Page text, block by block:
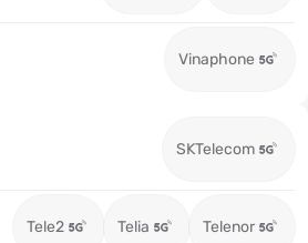
Vinaphone
SKTelecom
Tele2 Telia Telenor